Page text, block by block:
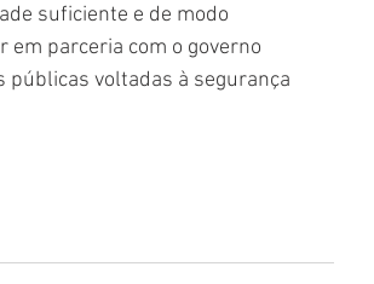
suficiente e de modo
parceria com o governo
voltadas à segurança